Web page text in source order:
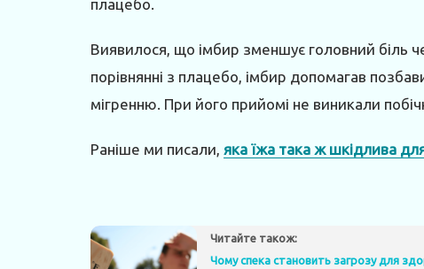
плацебо.
Виявилося, що імбир зменшує головний біль
порівнянні з плацебо, імбир допомагав
мігренню. При його прийомі не виникали
Раніше ми писали, яка їжа така ж шкідлива
Читайте також:
Чому спека становить загрозу для